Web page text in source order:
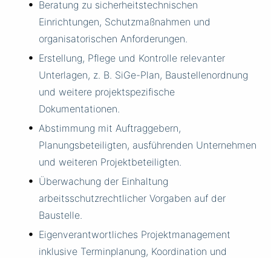
Beratung zu sicherheitstechnischen
Einrichtungen, Schutzmaßnahmen und
organisatorischen Anforderungen.
Erstellung, Pflege und Kontrolle relevanter
Unterlagen, z. B. SiGe-Plan, Baustellenordnung
und weitere projektspezifische
Dokumentationen.
Abstimmung mit Auftraggebern,
Planungsbeteiligten, ausführenden Unternehmen
und weiteren Projektbeteiligten.
Überwachung der Einhaltung
arbeitsschutzrechtlicher Vorgaben auf der
Baustelle.
Eigenverantwortliches Projektmanagement
inklusive Terminplanung, Koordination und